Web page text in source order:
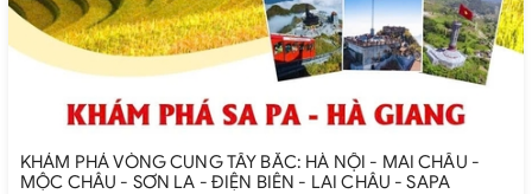
KHÁM PHÁ VÒNG CUNG TÂY BẮC: HÀ NỘI - MAI CHÂU -
MỘC CHÂU - SƠN LA - ĐIỆN BIÊN - LAI CHÂU - SAPA